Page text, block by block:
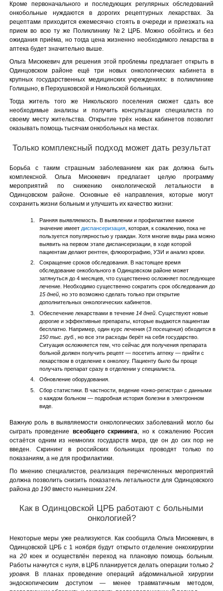
Кроме первоначального и последующих регулярных обследований
онкобольные нуждаются в дорогих рецептурных лекарствах. За
рецептами приходится ежемесячно стоять в очереди и приезжать на
прием во всю ту же Поликлинику №2 ЦРБ. Можно обойтись и без
ожидания приёма, но тогда цена жизненно необходимого лекарства в
аптека будет значительно выше.
Ольга Мисюкевич для решения этой проблемы предлагает открыть в
Одинцовском районе ещё три новых онкологических кабинета в
крупных государственных медицинских учреждениях: в поликлинике
Голицыно, в Перхушковской и Никольской больницах.
Тогда житель того же Никольского поселения сможет сдать все
необходимые анализы и получить консультации специалиста по
своему месту жительства. Открытие трёх новых кабинетов позволит
оказывать помощь тысячам онкобольных на местах.
Только комплексный подход может дать результат
Борьба с таким страшным заболеванием как рак должна быть
комплексной. Ольга Мисюкевич предлагает целую программу
мероприятий по снижению онкологической летальности в
Одинцовском районе. Основные её направления, которые могут
сохранить жизни больным и улучшить их качество жизни:
Ранняя выявляемость. В выявлении и профилактике важное
значение имеет диспансеризация, которая, к сожалению, пока не
пользуется популярностью у граждан. Хотя многие виды рака можно
выявить на первом этапе диспансеризации, в ходе которой
пациентам делают рентген, флюорографию, УЗИ и анализ крови.
Сокращение сроков обследования. В настоящее время
обследование онкобольного в Одинцовском районе может
затянуться до 4 месяцев, что существенно осложняет последующее
лечение. Необходимо существенно сократить срок обследования до
15 дней, но это возможно сделать только при открытие
дополнительных онкологических кабинетов.
Обеспечение лекарствами в течение 14 дней. Существуют новые
дорогие и эффективные препараты, которые выдаются пациентам
бесплатно. Например, один курс лечения (3 посещения) обходится в
150 тыс. руб.
, но все эти расходы берёт на себя государство.
Ситуация осложняется тем, что сейчас для получения препарата
больной должен получить рецепт — посетить аптеку — прийти с
лекарством в отделение к онкологу. Пациенту было бы проще
получать препарат сразу в отделении у специалиста.
Обновление оборудования.
Сбор статистики. В частности, ведение «онко-регистра» с данными
о каждом больном — подробная история болезни в электронном
виде.
Важную роль в выявляемости онкологических заболеваний могло бы
сыграть проведение всеобщего скрининга , но к сожалению Россия
остаётся одним из немногих государств мира, где он до сих пор не
введен. Скрининг в российских больницах проводят только по
показаниям, а не для профилактики.
По мнению специалистов, реализация перечисленных мероприятий
должна позволить снизить показатель летальности для Одинцовского
района до 190 вместо нынешних 224
Как в Одинцовской ЦРБ работают с больными
онкологией?
Некоторые меры уже реализуются. Как сообщила Ольга Мисюкевич, в
Одинцовской ЦРБ с 1 ноября будут открыто отделение онкохирургии
на 20коек и осуществлён переход на плановую помощь больным.
Работы начнутся с нуля, в ЦРБ планируется делать операции только 2
уровня. В планах проведение операций абдоминальной хирургии
эндоскопическим доступом — менее травматичным методом,